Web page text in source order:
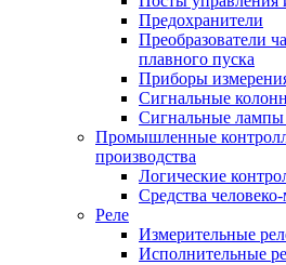
Предохранители
Преобразователи
плавного пуска
Приборы
Сигнальные
Сигнальные
Промышленные
производства
Логические
Средства
Реле
Измерительные
Исполнительные